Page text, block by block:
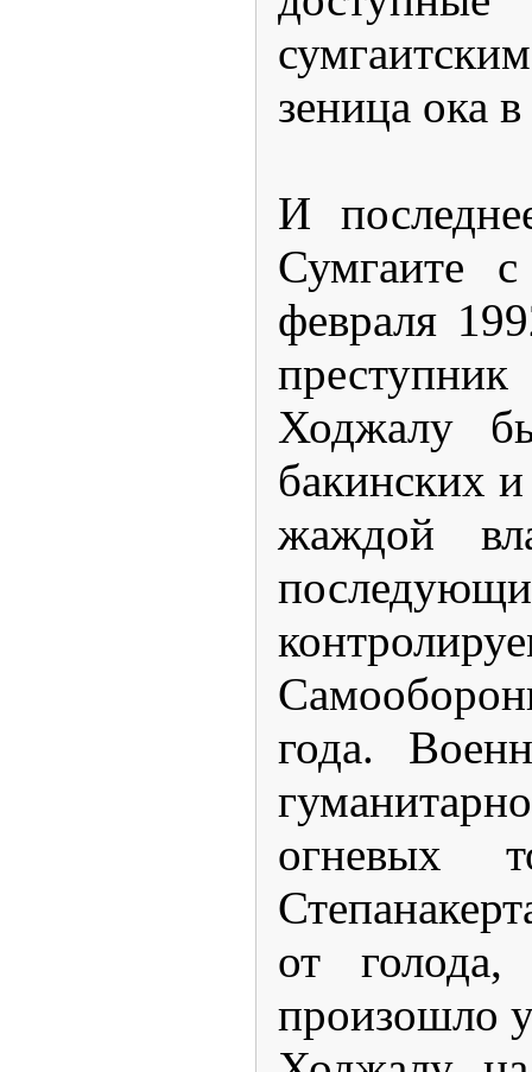
зеница ока
И
Сумгаите
февраля
Ходжалу
бакинских
жаждой
года.
огневых
от
произошло